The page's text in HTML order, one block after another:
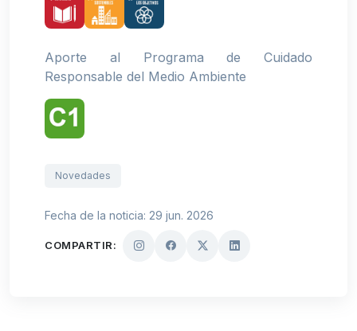
Aporte al Programa de Cuidado
Responsable del Medio Ambiente
Novedades
Fecha de la noticia: 29 jun. 2026
COMPARTIR: